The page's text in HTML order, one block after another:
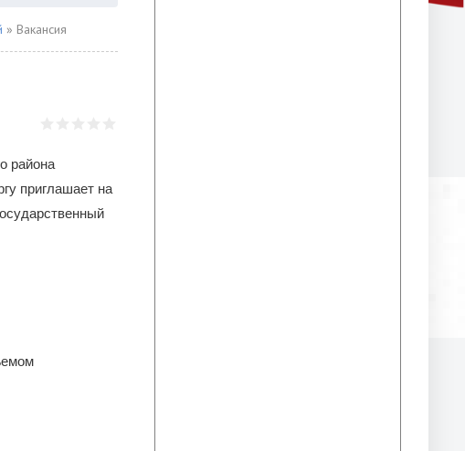
» Вакансия
района
приглашает на